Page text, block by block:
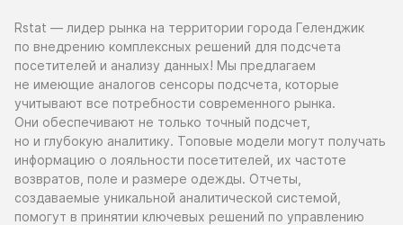
Rstat — лидер рынка на территории города Геленджик
по внедрению комплексных решений для подсчета
посетителей и анализу данных! Мы предлагаем
не имеющие аналогов сенсоры подсчета, которые
учитывают все потребности современного рынка.
Они обеспечивают не только точный подсчет,
но и глубокую аналитику. Топовые модели могут получать
информацию о лояльности посетителей, их частоте
возвратов, поле и размере одежды. Отчеты,
создаваемые уникальной аналитической системой,
помогут в принятии ключевых решений по управлению